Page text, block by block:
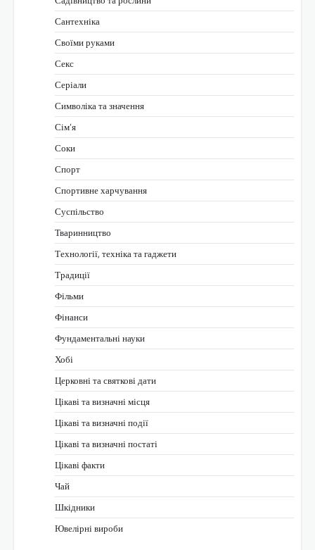
Сантехніка
Своїми руками
Секс
Серіали
Символіка та значення
Сім’я
Соки
Спорт
Спортивне харчування
Суспільство
Тваринництво
Технології, техніка та гаджети
Традиції
Фільми
Фінанси
Фундаментальні науки
Хобі
Церковні та святкові дати
Цікаві та визначні місця
Цікаві та визначні події
Цікаві та визначні постаті
Цікаві факти
Чай
Шкідники
Ювелірні вироби